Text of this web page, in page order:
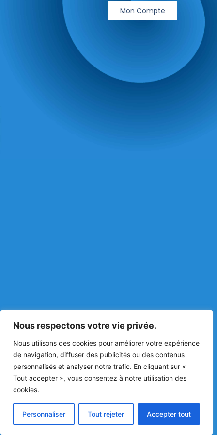
Nous respectons votre vie privée.
Nous utilisons des cookies pour améliorer votre expérience
de navigation, diffuser des publicités ou des contenus
personnalisés et analyser notre trafic. En cliquant sur «
Tout accepter », vous consentez à notre utilisation des
cookies.
Personnaliser Tout rejeter Accepter tout
Mon Compte